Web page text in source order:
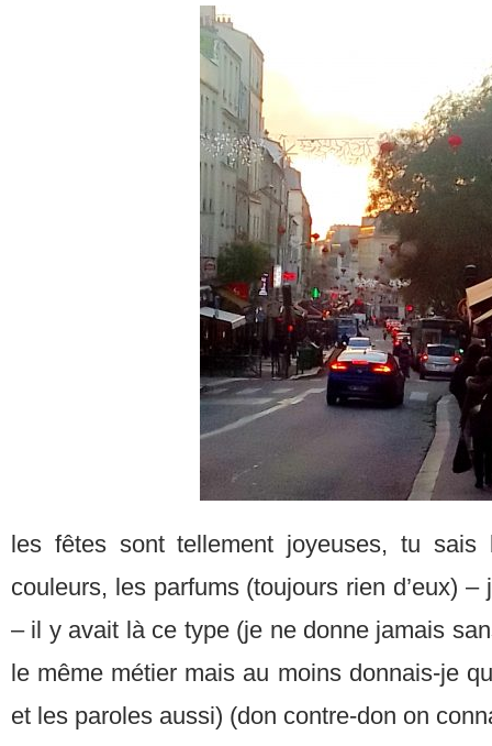
les fêtes sont tellement joyeuses, tu
couleurs, les parfums (toujours rien d’eux) –
– il y avait là ce type (je ne donne jamais
le même métier mais au moins donnais-je
et les paroles aussi) (don contre-don on